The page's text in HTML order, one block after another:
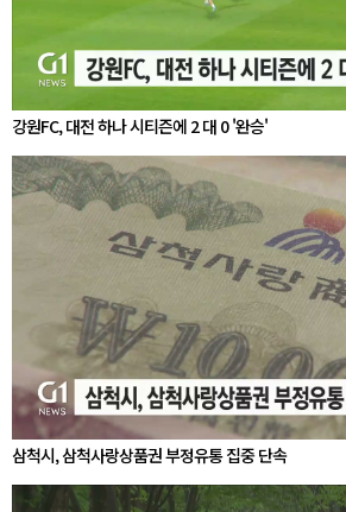
강원FC, 대전 하나 시티즌에 2 대 0 '완승'
삼척시, 삼척사랑상품권 부정유통 집중 단속